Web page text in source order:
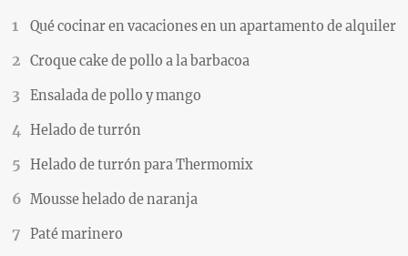
Qué cocinar en vacaciones en un apartamento de alquiler
Croque cake de pollo a la barbacoa
Ensalada de pollo y mango
Helado de turrón
Helado de turrón para Thermomix
Mousse helado de naranja
Paté marinero